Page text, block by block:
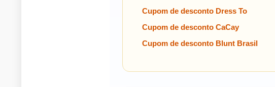
Cupom de desconto Dress To
Cupom de desconto CaCay
Cupom de desconto Blunt Brasil